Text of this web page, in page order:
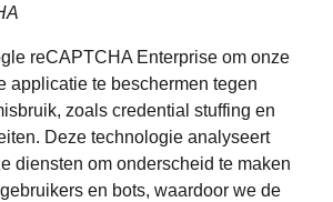
reCAPTCHA Enterprise om onze
applicatie te beschermen tegen
zoals credential stuffing en
Deze technologie analyseert
diensten om onderscheid te maken
en bots, waardoor we de